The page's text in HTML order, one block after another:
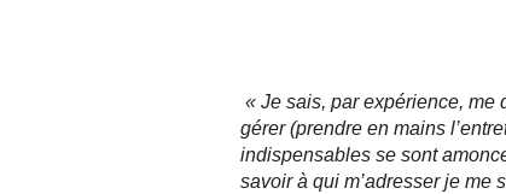
« Je sais, par expérience, me
gérer (prendre en mains
indispensables se sont
savoir à qui m’adresser je me